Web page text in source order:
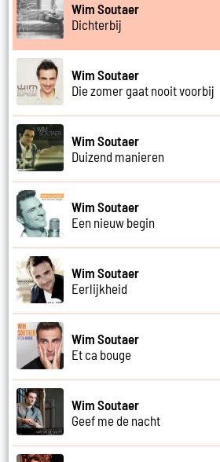
Wim Soutaer
Dichterbij
Wim Soutaer
Die zomer gaat nooit voorbij
Wim Soutaer
Duizend manieren
Wim Soutaer
Een nieuw begin
Wim Soutaer
Eerlijkheid
Wim Soutaer
Et ca bouge
Wim Soutaer
Geef me de nacht